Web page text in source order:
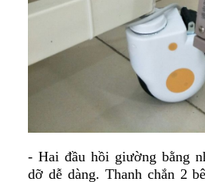
- Hai đầu hồi giường bằng
dỡ dễ dàng. Thanh chắn 2